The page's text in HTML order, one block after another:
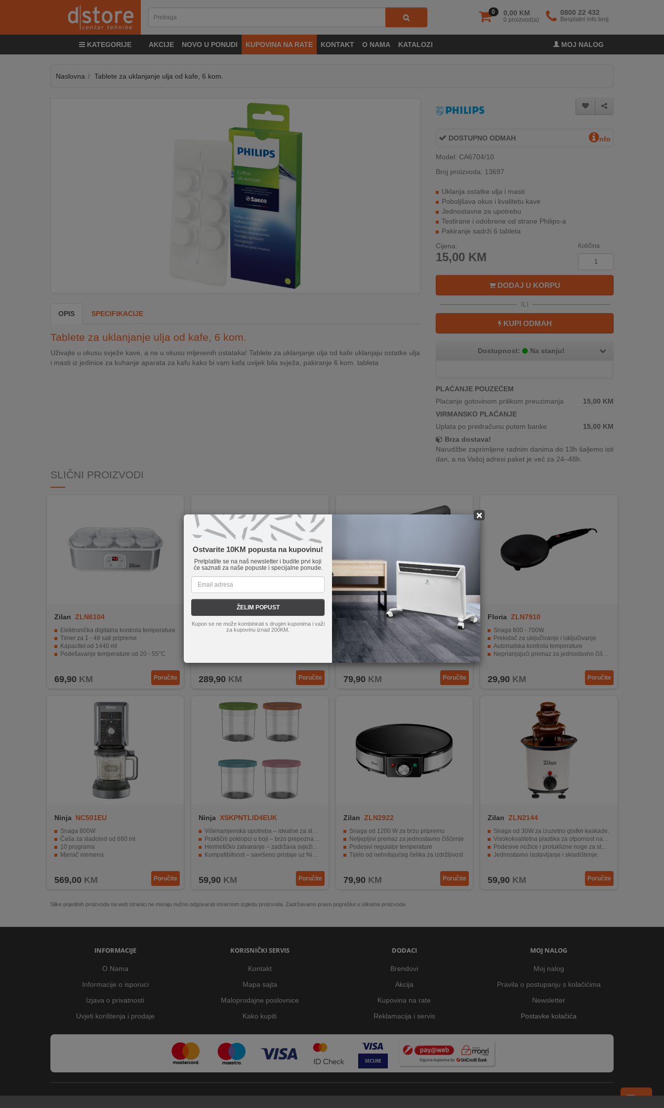
0 0,00 KM
0 proizvod(a)
0800 22 432
Besplatni info broj
KATEGORIJE AKCIJE NOVO U PONUDI KUPOVINA NA RATE KONTAKT O NAMA KATALOZI MOJ NALOG
&
KLIMATIZACIJA
INOSTRANSTVA
×
Ostvarite 10KM popusta na kupovinu!
Pretplatite se na naš newsletter i budite prvi koji
će saznati za naše popuste i specijalne ponude.
ŽELIM POPUST
Kupon se ne može kombinirati s drugim kuponima i važi
za kupovinu iznad 200KM.
Naslovna Tablete za uklanjanje ulja od kafe, 6 kom.
OPIS SPECIFIKACIJE
Tablete za uklanjanje ulja od kafe, 6 kom.
Uživajte u okusu svježe kave, a ne u okusu mljevenih ostataka! Tablete za uklanjanje ulja od kafe uklanjaju ostatke ulja
i masti iz jedinice za kuhanje aparata za kafu kako bi vam kafa uvijek bila svježa, pakiranje 6 kom. tableta
DOSTUPNO ODMAH nfo
Model: CA6704/10
Broj proizvoda: 13697
Uklanja ostatke ulja i masti
Poboljšava okus i kvalitetu kave
Jednostavne za upotrebu
Testirane i odobrene od strane Philips-a
Pakiranje sadrži 6 tableta
Cijena:
15,00 KM
Količina
DODAJ U KORPU
ILI
KUPI ODMAH
Dostupnost: Na stanju!
PLAĆANJE POUZEĆEM
Plaćanje gotovinom prilikom preuzimanja
15,00 KM
VIRMANSKO PLAĆANJE
Uplata po predračunu putem banke
15,00 KM
Brza dostava!
Narudžbe zaprimljene radnim danima do 13h šaljemo isti
dan, a na Vašoj adresi paket je već za 24–48h.
SLIČNI PROIZVODI
Zilan ZLN6104
Elektronička digitalna kontrola temperature
Timer za 1 - 48 sati pripreme
Kapacitet od 1440 ml
Podešavanje temperature od 20 - 55°C
69,90 KM Poručite
Home Robot GELATO-500
Priprema sladoleda, gelata, sorbeta i smrznutog jogurta
Ugrađeni kompresor bez potrebe za prethodnim zamrzavanjem
289,90 KM Poručite
Extralink Electric heating mat
Ravnomjerna raspodjela topline za bolje rezultate
Fleksibilan i sklopiv dizajn za uštedu prostora
Kompatibilna s različitim vrstama posuđa
Snaga od 400 W za efikasno zagrijavanje
Otporna na prljavštinu i jednostavna za čišćenje
79,90 KM Poručite
Floria ZLN7910
Snaga 600 - 700W
Prekidač za uključivanje / isključivanje
Automatska kontrola temperature
Neprianjajući premaz za jednostavno čišćenje
29,90 KM Poručite
Ninja NC501EU
Snaga 800W
Čaša za sladoled od 680 ml.
10 programa
Mjerač vremena
569,00 KM Poručite
Ninja XSKPNTLID4EUK
Višenamjenska upotreba – idealne za sladoled, sorbete i smrznuti jogurt
Praktični poklopci u boji – brzo prepoznajte omiljeni okus
Hermetičko zatvaranje – zadržava svježinu vašeg deserta
Kompatibilnost – savršeno pristaje uz Ninja NC300EU uređaj za sladoled
59,90 KM Poručite
Zilan ZLN2922
Snaga od 1200 W za brzu pripremu
Neljepljivi premaz za jednostavno čišćenje
Podesivi regulator temperature
Tijelo od nehrđajućeg čelika za izdržljivost
79,90 KM Poručite
Zilan ZLN2144
Snaga od 30W za izuzetno glatke kaskade.
Visokokvalitetna plastika za otpornost na toplotu.
Podesive nožice i protuklizne noge za stabilnost.
Jednostavno rastavljanje i skladištenje.
59,90 KM Poručite
Slike pojedinih proizvoda na web stranici ne moraju nužno odgovarati stvarnom izgledu proizvoda. Zadržavamo pravo pogreške u slikama proizvoda.
INFORMACIJE
O Nama
Informacije o isporuci
Izjava o privatnosti
Uvjeti korištenja i prodaje
KORISNIČKI SERVIS
Kontakt
Mapa sajta
Maloprodajne poslovnice
Kako kupiti
DODACI
Brendovi
Akcija
Kupovina na rate
Reklamacija i servis
MOJ NALOG
Moj nalog
Pravila o postupanju s kolačićima
Newsletter
Postavke kolačića